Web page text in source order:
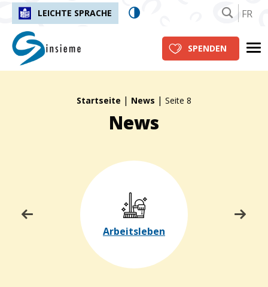
LEICHTE SPRACHE FR
insieme.ch
SPENDEN
Startseite | News | Seite 8
News
Arbeitsleben